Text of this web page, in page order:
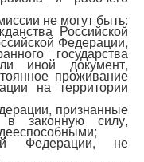
не могут быть:
Российской
Федерации,
государства
иной документ,
проживание
на территории
признанные
законную силу,
Федерации, не